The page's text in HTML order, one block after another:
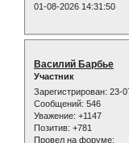
01-08-2026 14:31:50
Василий Барбье
Участник
Зарегистрирован: 23-
Сообщений: 546
Уважение: +1147
Позитив: +781
Провел на форуме: